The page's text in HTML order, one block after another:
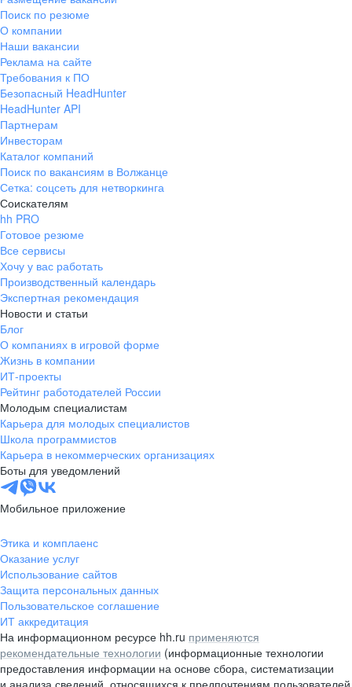
Поиск по резюме
О компании
Наши вакансии
Реклама на сайте
Требования к ПО
Безопасный HeadHunter
HeadHunter API
Партнерам
Инвесторам
Каталог компаний
Поиск по вакансиям в Волжанце
Сетка: соцсеть для нетворкинга
Соискателям
hh PRO
Готовое резюме
Все сервисы
Хочу у вас работать
Производственный календарь
Экспертная рекомендация
Новости и статьи
Блог
О компаниях в игровой форме
Жизнь в компании
ИТ-проекты
Рейтинг работодателей России
Молодым специалистам
Карьера для молодых специалистов
Школа программистов
Карьера в некоммерческих организациях
Боты для уведомлений
Мобильное приложение
Этика и комплаенс
Оказание услуг
Использование сайтов
Защита персональных данных
Пользовательское соглашение
ИТ аккредитация
На информационном ресурсе hh.ru применяются
рекомендательные технологии (информационные технологии
предоставления информации на основе сбора, систематизации
и анализа сведений, относящихся к предпочтениям пользователей